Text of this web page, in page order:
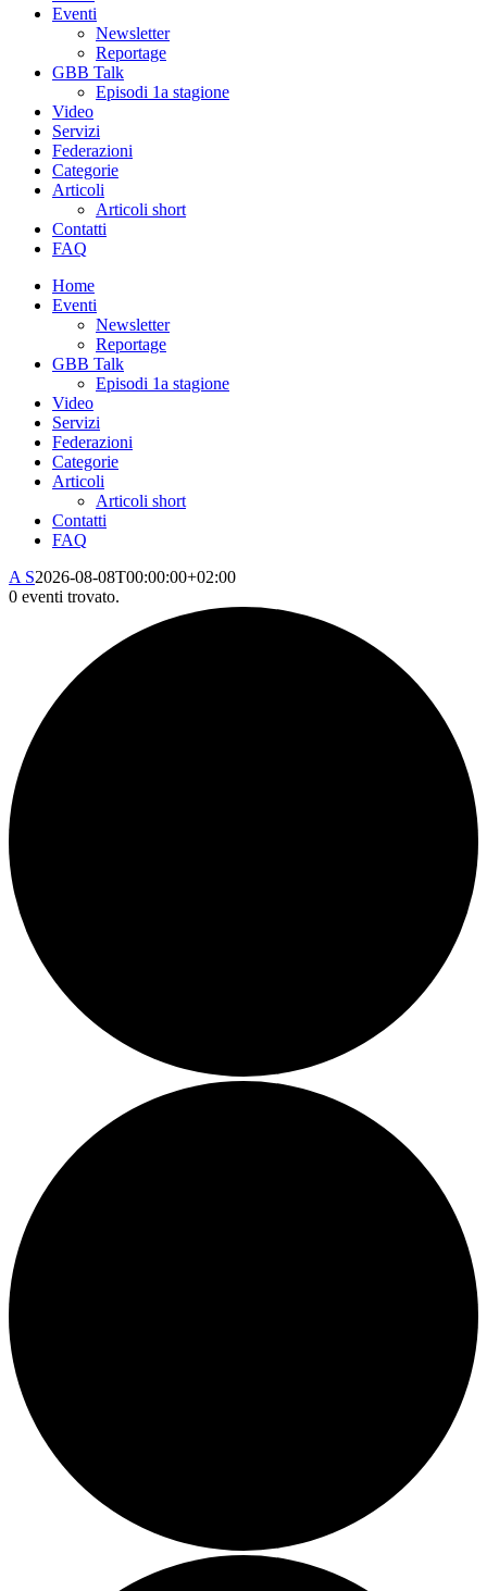
Eventi
Newsletter
Reportage
GBB Talk
Episodi 1a stagione
Video
Servizi
Federazioni
Categorie
Articoli
Articoli short
Contatti
FAQ
Home
Eventi
Newsletter
Reportage
GBB Talk
Episodi 1a stagione
Video
Servizi
Federazioni
Categorie
Articoli
Articoli short
Contatti
FAQ
A S2026-08-08T00:00:00+02:00
0 eventi trovato.